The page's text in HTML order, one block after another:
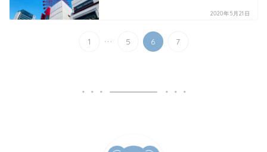
2020年5月21日
1 ... 5 6 7